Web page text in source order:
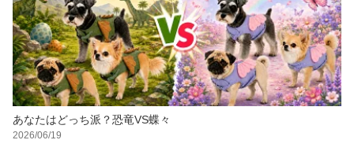
あなたはどっち派？恐竜VS蝶々
2026/06/19